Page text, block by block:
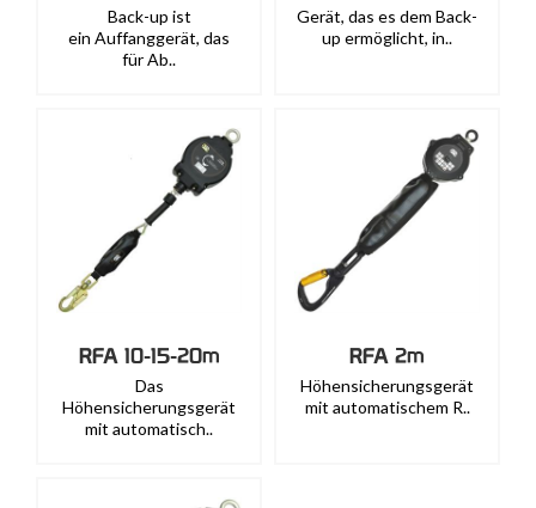
Back-up ist
ein Auffanggerät, das
für Ab..
Gerät, das es dem Back-
up ermöglicht, in..
RFA 10-15-20m
Das
Höhensicherungsgerät
mit automatisch..
RFA 2m
Höhensicherungsgerät
mit automatischem R..